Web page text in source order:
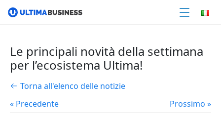
Le principali novità della settimana
per l’ecosistema Ultima!
Torna all'elenco delle notizie
« Precedente
Prossimo »